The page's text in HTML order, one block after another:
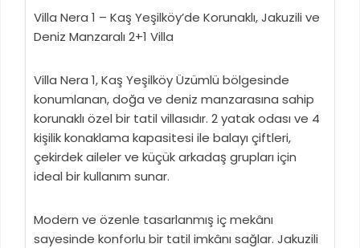
Villa Nera 1 – Kaş Yeşilköy’de Korunaklı, Jakuzili ve
Deniz Manzaralı 2+1 Villa
Villa Nera 1, Kaş Yeşilköy Üzümlü bölgesinde
konumlanan, doğa ve deniz manzarasına sahip
korunaklı özel bir tatil villasıdır. 2 yatak odası ve 4
kişilik konaklama kapasitesi ile balayı çiftleri,
çekirdek aileler ve küçük arkadaş grupları için
ideal bir kullanım sunar.
Modern ve özenle tasarlanmış iç mekânı
sayesinde konforlu bir tatil imkânı sağlar. Jakuzili